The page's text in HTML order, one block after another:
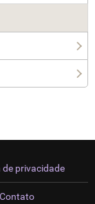
de privacidade
Contato